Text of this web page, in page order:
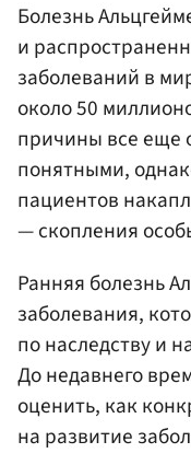
Болезнь
и
заболеваний в
около 50
причины все еще
понятными,
пациентов
— скопления
Ранняя болезнь
заболевания,
по наследству и
До недавнего
оценить, как
на развитие